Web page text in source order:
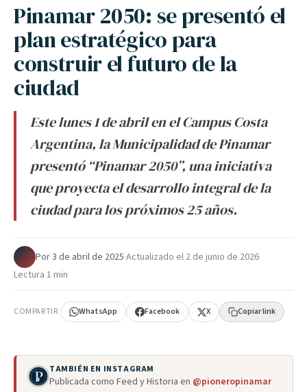
Pinamar 2050: se presentó el
plan estratégico para
construir el futuro de la
ciudad
Este lunes 1 de abril en el Campus Costa
Argentina, la Municipalidad de Pinamar
presentó “Pinamar 2050”, una iniciativa
que proyecta el desarrollo integral de la
ciudad para los próximos 25 años.
Por·3 de abril de 2025·Actualizado el 2 de junio de 2026·
Lectura 1 min
COMPARTIR WhatsApp Facebook X Copiar link
TAMBIÉN EN INSTAGRAM
Publicada como Feed y Historia en @pioneropinamar